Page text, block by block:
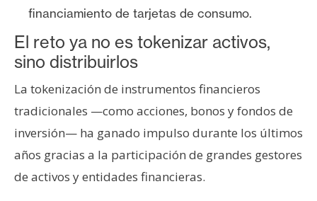
financiamiento de tarjetas de consumo.
El reto ya no es tokenizar activos,
sino distribuirlos
La tokenización de instrumentos financieros
tradicionales —como acciones, bonos y fondos de
inversión— ha ganado impulso durante los últimos
años gracias a la participación de grandes gestores
de activos y entidades financieras.